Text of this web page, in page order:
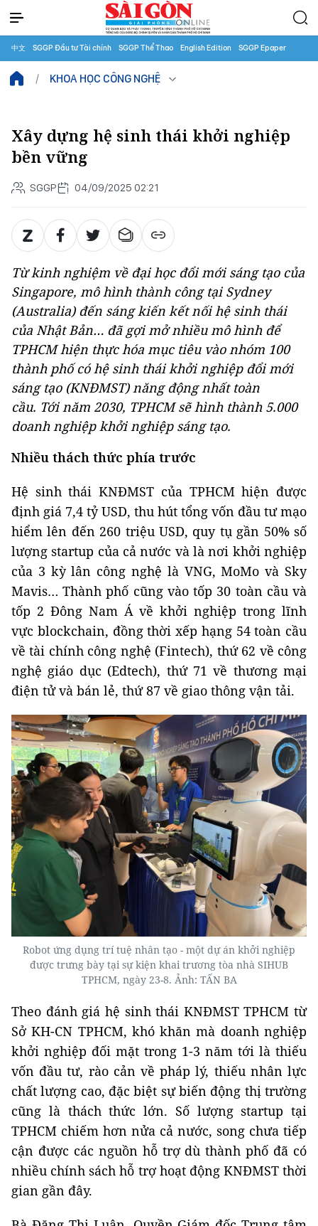
中文 SGGP Đầu tư Tài chính SGGP Thể Thao English Edition SGGP Epaper
KHOA HỌC CÔNG NGHỆ
Xây dựng hệ sinh thái khởi nghiệp
bền vững
SGGP 04/09/2025 02:21
Từ kinh nghiệm về đại học đổi mới sáng tạo của
Singapore, mô hình thành công tại Sydney
(Australia) đến sáng kiến kết nối hệ sinh thái
của Nhật Bản… đã gợi mở nhiều mô hình để
TPHCM hiện thực hóa mục tiêu vào nhóm 100
thành phố có hệ sinh thái khởi nghiệp đổi mới
sáng tạo (KNĐMST) năng động nhất toàn
cầu. Tới năm 2030, TPHCM sẽ hình thành 5.000
doanh nghiệp khởi nghiệp sáng tạo.
Nhiều thách thức phía trước
Hệ sinh thái KNĐMST của TPHCM hiện được
định giá 7,4 tỷ USD, thu hút tổng vốn đầu tư mạo
hiểm lên đến 260 triệu USD, quy tụ gần 50% số
lượng startup của cả nước và là nơi khởi nghiệp
của 3 kỳ lân công nghệ là VNG, MoMo và Sky
Mavis… Thành phố cũng vào tốp 30 toàn cầu và
tốp 2 Đông Nam Á về khởi nghiệp trong lĩnh
vực blockchain, đồng thời xếp hạng 54 toàn cầu
về tài chính công nghệ (Fintech), thứ 62 về công
nghệ giáo dục (Edtech), thứ 71 về thương mại
điện tử và bán lẻ, thứ 87 về giao thông vận tải.
Robot ứng dụng trí tuệ nhân tạo - một dự án khởi nghiệp
được trưng bày tại sự kiện khai trương tòa nhà SIHUB
TPHCM, ngày 23-8. Ảnh: TẤN BA
Theo đánh giá hệ sinh thái KNĐMST TPHCM từ
Sở KH-CN TPHCM, khó khăn mà doanh nghiệp
khởi nghiệp đối mặt trong 1-3 năm tới là thiếu
vốn đầu tư, rào cản về pháp lý, thiếu nhân lực
chất lượng cao, đặc biệt sự biến động thị trường
cũng là thách thức lớn. Số lượng startup tại
TPHCM chiếm hơn nửa cả nước, song chưa tiếp
cận được các nguồn hỗ trợ dù thành phố đã có
nhiều chính sách hỗ trợ hoạt động KNĐMST thời
gian gần đây.